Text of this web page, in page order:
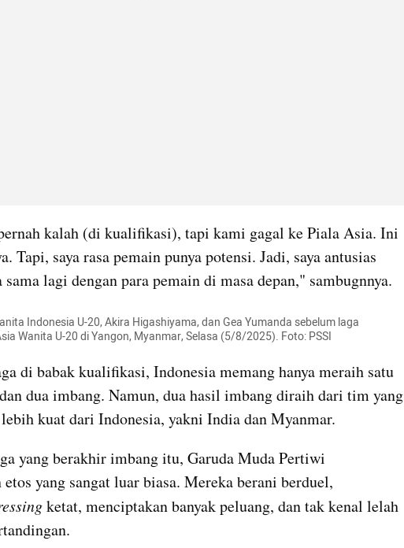
kalah (di kualifikasi), tapi kami gagal ke Piala Asia. Ini
Tapi, saya rasa pemain punya potensi. Jadi, saya antusias
lagi dengan para pemain di masa depan," sambugnnya.
Indonesia U-20, Akira Higashiyama, dan Gea Yumanda sebelum laga
Wanita U-20 di Yangon, Myanmar, Selasa (5/8/2025). Foto: PSSI
di babak kualifikasi, Indonesia memang hanya meraih satu
dua imbang. Namun, dua hasil imbang diraih dari tim yang
kuat dari Indonesia, yakni India dan Myanmar.
yang berakhir imbang itu, Garuda Muda Pertiwi
yang sangat luar biasa. Mereka berani berduel,
ketat, menciptakan banyak peluang, dan tak kenal lelah